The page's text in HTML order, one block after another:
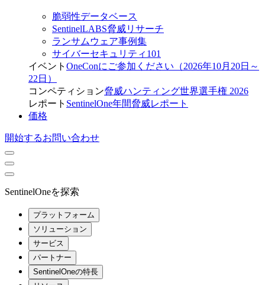
脆弱性データベース
SentinelLABS脅威リサーチ
ランサムウェア事例集
サイバーセキュリティ101
イベント OneConにご参加ください（2026年10月20日～
22日）
コンペティション脅威ハンティング世界選手権 2026
レポート SentinelOne年間脅威レポート
価格
開始するお問い合わせ
SentinelOneを探索
プラットフォーム
ソリューション
サービス
パートナー
SentinelOneの特長